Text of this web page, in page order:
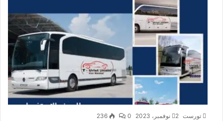
تورست 2 نوفمبر، 2023 0
236